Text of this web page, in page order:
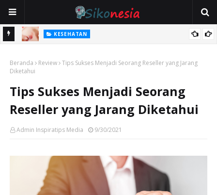
KESEHATAN
yang Cocok Diobati
Beranda Review Tips Sukses Menjadi Seorang Reseller yang Jarang
Diketahui
Tips Sukses Menjadi Seorang
Reseller yang Jarang Diketahui
Admin Inspiratips Media 9/30/2021